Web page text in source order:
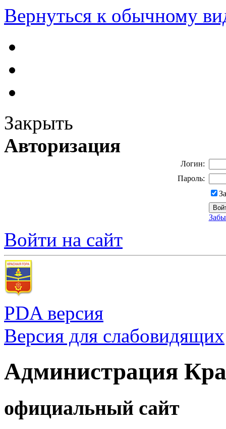
Вернуться к обычному
Закрыть
Авторизация
Логин:
Пароль:
Войти на сайт
PDA версия
Версия для слабовидящих
Администрация
официальный сайт